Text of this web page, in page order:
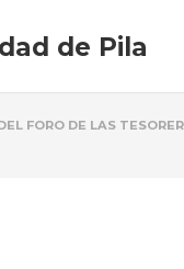
FORO DE LAS